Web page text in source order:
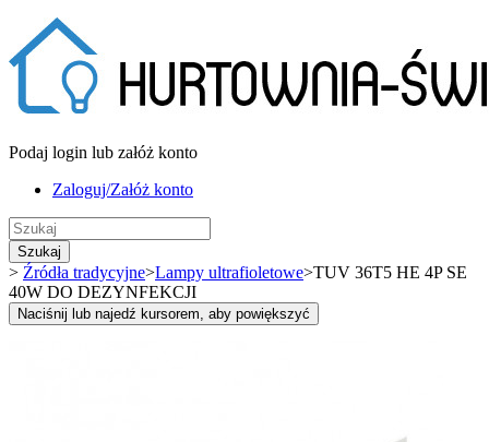
Podaj login lub załóż konto
Zaloguj/Załóż konto
Szukaj
> Źródła tradycyjne>Lampy ultrafioletowe>TUV 36T5 HE 4P SE
40W DO DEZYNFEKCJI
Naciśnij lub najedź kursorem, aby powiększyć